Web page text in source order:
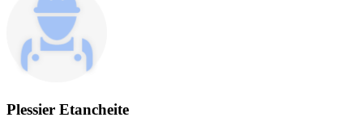
Plessier Etancheite